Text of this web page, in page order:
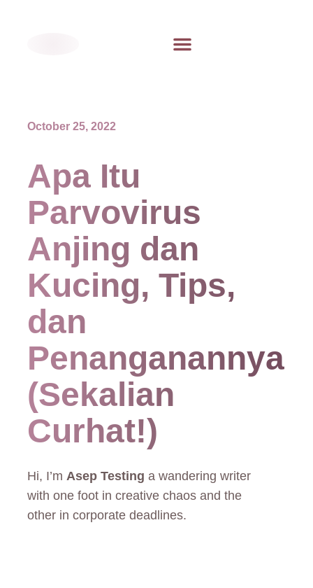
October 25, 2022
Apa Itu
Parvovirus
Anjing dan
Kucing, Tips,
dan
Penanganannya
(Sekalian
Curhat!)
Hi, I’m Asep Testing a wandering writer
with one foot in creative chaos and the
other in corporate deadlines.